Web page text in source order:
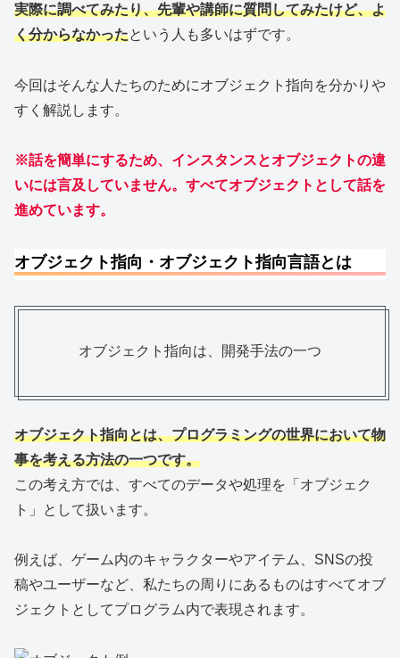
実際に調べてみたり、先輩や講師に質問してみたけど、よ
く分からなかったという人も多いはずです。
今回はそんな人たちのためにオブジェクト指向を分かりや
すく解説します。
※話を簡単にするため、インスタンスとオブジェクトの違
いには言及していません。すべてオブジェクトとして話を
進めています。
オブジェクト指向・オブジェクト指向言語とは
オブジェクト指向は、開発手法の一つ
オブジェクト指向とは、プログラミングの世界において物
事を考える方法の一つです。
この考え方では、すべてのデータや処理を「オブジェク
ト」として扱います。
例えば、ゲーム内のキャラクターやアイテム、SNSの投
稿やユーザーなど、私たちの周りにあるものはすべてオブ
ジェクトとしてプログラム内で表現されます。